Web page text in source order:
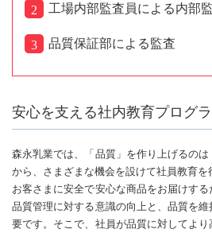
工場内部監査員による内部
品質保証部による監査
安心を支える社内教育プログ
森永乳業では、「品質」を作り上げるの
から、さまざまな機会を設けて社員教育を
お客さまに安全で安心な商品をお届けす
品質管理に対する意識の向上と、品質を
要です。そこで、社員が品質に対してよ